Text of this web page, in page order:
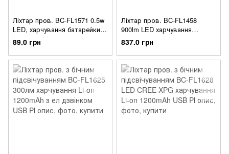
Ліхтар пров. BC-FL1571 0.5w
LED, харчування батарейки
2хCR2032 Pl
89.0 грн
Ліхтар пров. BC-FL1458
900lm LED харчування
4x18650 Li-on з зарядкою від
220в AL
837.0 грн